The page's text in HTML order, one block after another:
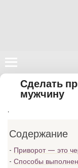
Поиск
сайте
Сделать
мужчину
.
Содержание
Приворот — это
Способы